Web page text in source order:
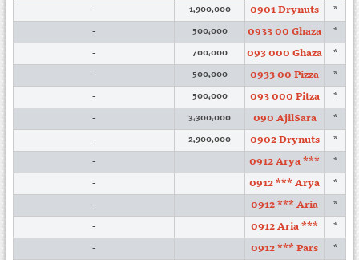
*
0901 Drynuts
1,900,000
-
*
0933 00 Ghaza
500,000
-
*
093 000 Ghaza
700,000
-
*
0933 00 Pizza
500,000
-
*
093 000 Pitza
500,000
-
*
090 AjilSara
3,300,000
-
*
0902 Drynuts
2,900,000
-
*
0912 Arya ***
-
*
0912 *** Arya
-
*
0912 *** Aria
-
*
0912 Aria ***
-
*
0912 *** Pars
-